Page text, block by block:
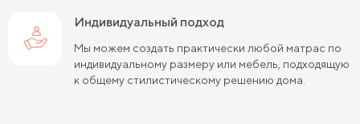
Индивидуальный подход
Мы можем создать практически любой матрас по
индивидуальному размеру или мебель, подходящую
к общему стилистическому решению дома.